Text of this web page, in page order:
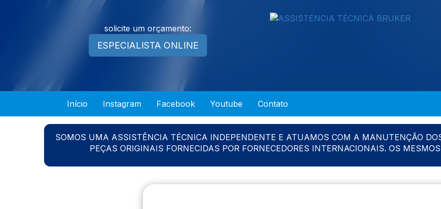
solicite um orçamento:
ESPECIALISTA ONLINE
Início Instagram Facebook Youtube Contato
SOMOS UMA ASSISTÊNCIA TÉCNICA INDEPENDENTE E ATUAMOS COM A MANUTENÇÃO
PEÇAS ORIGINAIS FORNECIDAS POR FORNECEDORES INTERNACIONAIS. OS